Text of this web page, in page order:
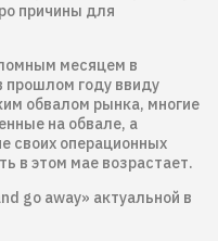
причины для
месяцем в
прошлом году ввиду
обвалом рынка, многие
на обвале, а
своих операционных
в этом мае возрастает.
go away» актуальной в